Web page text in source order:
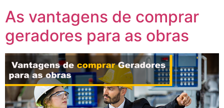
As vantagens de comprar
geradores para as obras